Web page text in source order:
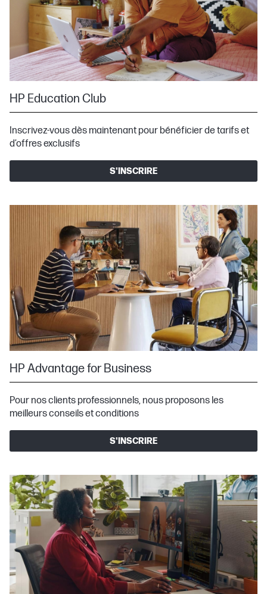
HP Education Club
Inscrivez-vous dès maintenant pour bénéficier de tarifs et
d’offres exclusifs
S'INSCRIRE
HP Advantage for Business
Pour nos clients professionnels, nous proposons les
meilleurs conseils et conditions
S'INSCRIRE